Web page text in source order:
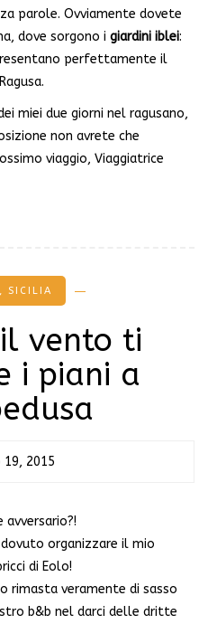
parole. Ovviamente dovete
dove sorgono i giardini iblei:
perfettamente il
miei due giorni nel ragusano,
non avrete che
viaggio, Viaggiatrice
, SICILIA
vento ti
i piani a
2015
organizzare il mio
di Eolo!
rimasta veramente di sasso
b&b nel darci delle dritte